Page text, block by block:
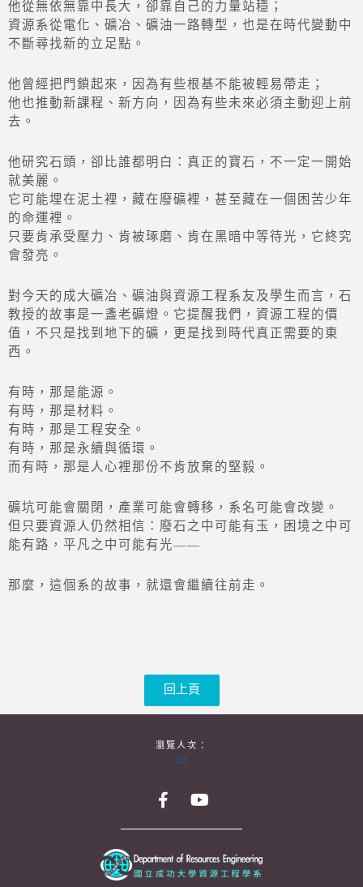
他從無依無靠中長大，卻靠自己的力量站穩；
資源系從電化、礦冶、礦油一路轉型，也是在時代變動中
不斷尋找新的立足點。
他曾經把門鎖起來，因為有些根基不能被輕易帶走；
他也推動新課程、新方向，因為有些未來必須主動迎上前
去。
他研究石頭，卻比誰都明白：真正的寶石，不一定一開始
就美麗。
它可能埋在泥土裡，藏在廢礦裡，甚至藏在一個困苦少年
的命運裡。
只要肯承受壓力、肯被琢磨、肯在黑暗中等待光，它終究
會發亮。
對今天的成大礦冶、礦油與資源工程系友及學生而言，石
教授的故事是一盞老礦燈。它提醒我們，資源工程的價
值，不只是找到地下的礦，更是找到時代真正需要的東
西。
有時，那是能源。
有時，那是材料。
有時，那是工程安全。
有時，那是永續與循環。
而有時，那是人心裡那份不肯放棄的堅毅。
礦坑可能會關閉，產業可能會轉移，系名可能會改變。
但只要資源人仍然相信：廢石之中可能有玉，困境之中可
能有路，平凡之中可能有光——
那麼，這個系的故事，就還會繼續往前走。
回上頁
瀏覽人次：
32